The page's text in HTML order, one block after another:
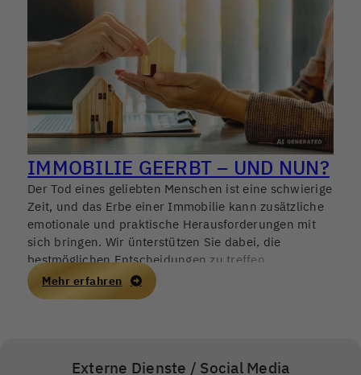
IMMOBILIE GEERBT – UND NUN?
Der Tod eines geliebten Menschen ist eine schwierige
Zeit, und das Erbe einer Immobilie kann zusätzliche
emotionale und praktische Herausforderungen mit
sich bringen. Wir ünterstützen Sie dabei, die
bestmöglichen Entscheidungen zu treffen.
Mehr erfahren
Externe Dienste / Social Media